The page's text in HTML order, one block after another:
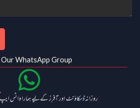
Our WhatsApp Group
روزانہ ڈسکاؤنٹ اور آفرز کے لیے ہمارا واٹس